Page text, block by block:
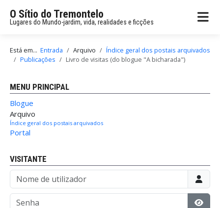
O Sítio do Tremontelo
Lugares do Mundo-jardim, vida, realidades e ficções
Está em... Entrada Arquivo
Índice geral dos postais arquivados
Publicações
Livro de visitas (do blogue "A bicharada")
MENU PRINCIPAL
Blogue
Arquivo
Índice geral dos postais arquivados
Portal
VISITANTE
Nome de utilizador
Senha